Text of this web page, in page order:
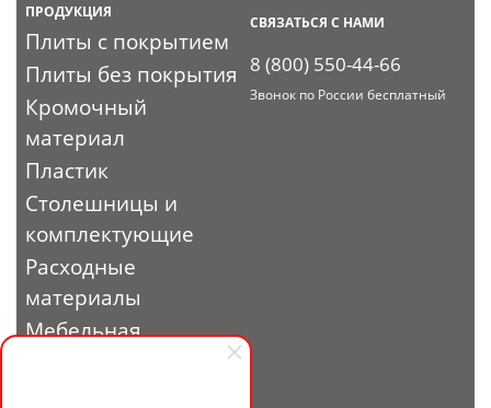
ПРОДУКЦИЯ
Плиты с покрытием
Плиты без покрытия
Кромочный
материал
Пластик
Столешницы и
комплектующие
Расходные
материалы
Мебельная
СВЯЗАТЬСЯ С НАМИ
8 (800) 550-44-66
Звонок по России бесплатный